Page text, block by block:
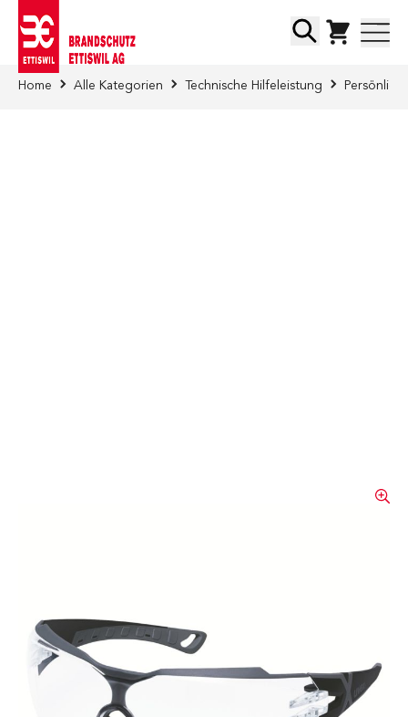
Suche
Home Alle Kategorien Technische Hilfeleistung
Die uvex pheos CX2 Bügelbrille bietet
optimalen Augenschutz in jeder Situation.
Mit einer innovativen Softkomponente, die